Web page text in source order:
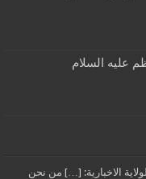
عليه السلام
الاخبارية: […] من نحن